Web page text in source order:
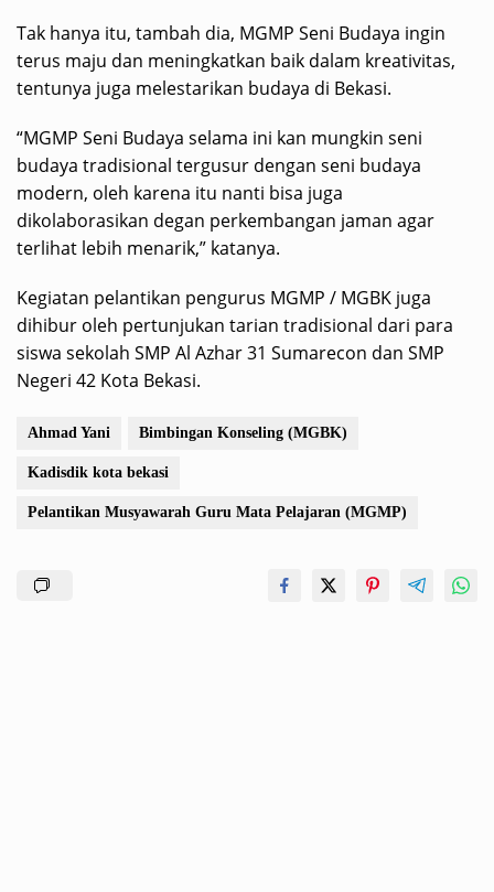
Tak hanya itu, tambah dia, MGMP Seni Budaya ingin
terus maju dan meningkatkan baik dalam kreativitas,
tentunya juga melestarikan budaya di Bekasi.
“MGMP Seni Budaya selama ini kan mungkin seni
budaya tradisional tergusur dengan seni budaya
modern, oleh karena itu nanti bisa juga
dikolaborasikan degan perkembangan jaman agar
terlihat lebih menarik,” katanya.
Kegiatan pelantikan pengurus MGMP / MGBK juga
dihibur oleh pertunjukan tarian tradisional dari para
siswa sekolah SMP Al Azhar 31 Sumarecon dan SMP
Negeri 42 Kota Bekasi.
Ahmad Yani Bimbingan Konseling (MGBK)
Kadisdik kota bekasi
Pelantikan Musyawarah Guru Mata Pelajaran (MGMP)